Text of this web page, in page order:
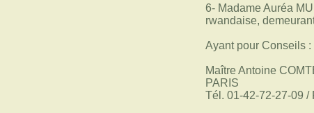
6- Madame Auréa
rwandaise,
Ayant pour Conseils :
Maître Antoine
PARIS
Tél. 01-42-72-27-09 /